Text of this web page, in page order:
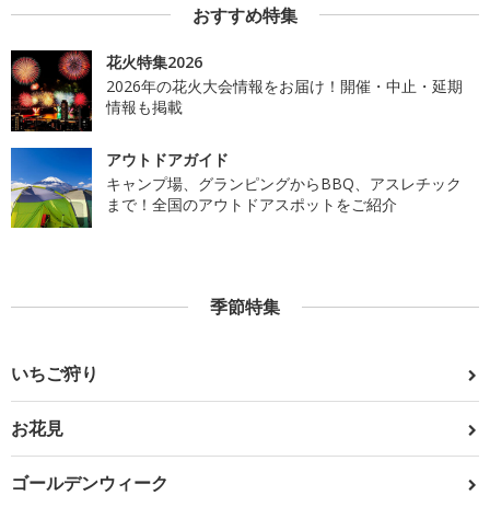
おすすめ特集
花火特集2026
2026年の花火大会情報をお届け！開催・中止・延期
情報も掲載
アウトドアガイド
キャンプ場、グランピングからBBQ、アスレチック
まで！全国のアウトドアスポットをご紹介
季節特集
いちご狩り
お花見
ゴールデンウィーク